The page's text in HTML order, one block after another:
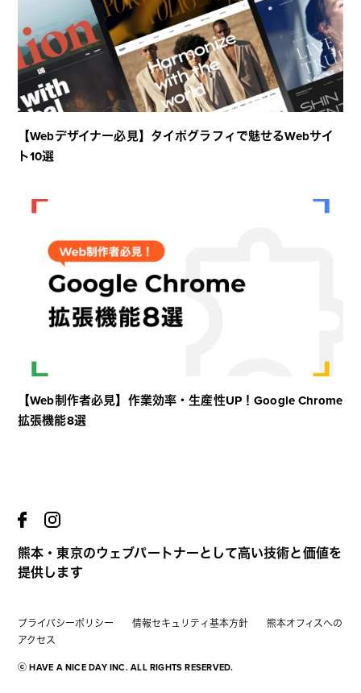
【Webデザイナー必見】タイポグラフィで魅せるWebサイ
ト10選
【Web制作者必見】作業効率・生産性UP！Google Chrome
拡張機能8選
熊本・東京のウェブパートナーとして高い技術と価値を
提供します
ⓒ HAVE A NICE DAY INC. ALL RIGHTS RESERVED.
プライバシーポリシー 情報セキュリティ基本方針
熊本オフィスへの
アクセス